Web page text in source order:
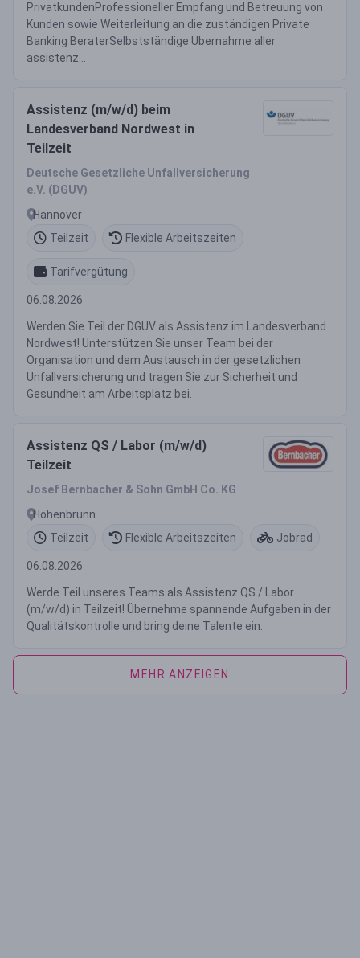
PrivatkundenProfessioneller Empfang und Betreuung von
Kunden sowie Weiterleitung an die zuständigen Private
Banking BeraterSelbstständige Übernahme aller
assistenz...
Assistenz (m/w/d) beim
Landesverband Nordwest in
Teilzeit
Deutsche Gesetzliche Unfallversicherung
e.V. (DGUV)
Hannover
Teilzeit
Flexible Arbeitszeiten
Tarifvergütung
06.08.2026
Werden Sie Teil der DGUV als Assistenz im Landesverband
Nordwest! Unterstützen Sie unser Team bei der
Organisation und dem Austausch in der gesetzlichen
Unfallversicherung und tragen Sie zur Sicherheit und
Gesundheit am Arbeitsplatz bei.
Assistenz QS / Labor (m/w/d)
Teilzeit
Josef Bernbacher & Sohn GmbH Co. KG
Hohenbrunn
Teilzeit
Flexible Arbeitszeiten Jobrad
06.08.2026
Werde Teil unseres Teams als Assistenz QS / Labor
(m/w/d) in Teilzeit! Übernehme spannende Aufgaben in der
Qualitätskontrolle und bring deine Talente ein.
MEHR ANZEIGEN